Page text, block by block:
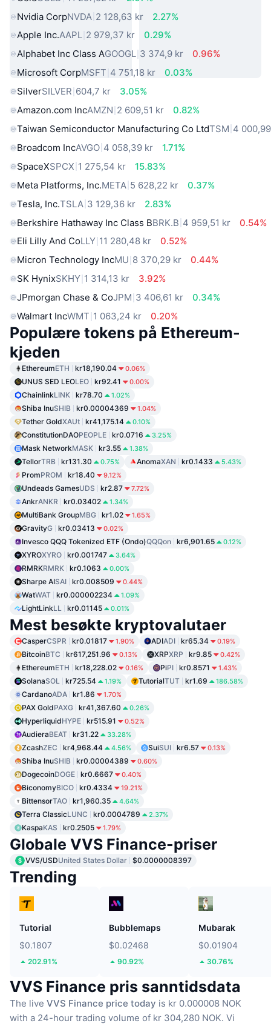
Nvidia CorpNVDA 2 128,63 kr
2.27%
Apple Inc.AAPL 2 979,37 kr
0.29%
Alphabet Inc Class AGOOGL 3 374,9 kr
0.96%
Microsoft CorpMSFT 4 751,18 kr
0.03%
SilverSILVER 604,7 kr
3.05%
Amazon.com IncAMZN 2 609,51 kr
0.82%
Taiwan Semiconductor Manufacturing Co LtdTSM 4
Broadcom IncAVGO 4 058,39 kr
1.71%
SpaceXSPCX 1 275,54 kr
15.83%
Meta Platforms, Inc.META 5 628,22 kr
0.37%
Tesla, Inc.TSLA 3 129,36 kr
2.83%
Berkshire Hathaway Inc Class BBRK.B 4 959,51 kr
0.54%
Eli Lilly And CoLLY 11 280,48 kr
0.52%
Micron Technology IncMU 8 370,29 kr
0.44%
SK HynixSKHY 1 314,13 kr
3.92%
JPmorgan Chase & CoJPM 3 406,61 kr
0.34%
Walmart IncWMT 1 063,24 kr 0.20%
Populære tokens på Ethereum-
kjeden
EthereumETH kr18,190.04 0.06%
UNUS SED LEOLEO kr92.41 0.00%
ChainlinkLINK kr78.70 1.02%
Shiba InuSHIB kr0.00004369 1.04%
Tether GoldXAUt kr41,175.14 0.10%
ConstitutionDAOPEOPLE kr0.0716 3.25%
Mask NetworkMASK kr3.55 1.38%
TellorTRB kr131.30 0.75% AnomaXAN kr0.1433 5.43%
PromPROM kr18.40 9.12%
Undeads GamesUDS kr2.87 7.72%
AnkrANKR kr0.03402 1.34%
MultiBank GroupMBG kr1.02 1.65%
GravityG kr0.03413 0.02%
Invesco QQQ Tokenized ETF (Ondo)QQQon kr6,901.65 0.12%
XYROXYRO kr0.001747 3.64%
RMRKRMRK kr0.1063 0.00%
Sharpe AISAI kr0.008509 0.44%
WatWAT kr0.000002234 1.09%
LightLinkLL kr0.01145 0.01%
Mest besøkte kryptovalutaer
CasperCSPR kr0.01817 1.90% ADIADI kr65.34 0.19%
BitcoinBTC kr617,251.96 0.13% XRPXRP kr9.85 0.42%
EthereumETH kr18,228.02 0.16% PiPI kr0.8571 1.43%
SolanaSOL kr725.54 1.19% TutorialTUT kr1.69 186.58%
CardanoADA kr1.86 1.70%
PAX GoldPAXG kr41,367.60 0.26%
HyperliquidHYPE kr515.91 0.52%
AudieraBEAT kr31.22 33.28%
ZcashZEC kr4,968.44 4.56% SuiSUI kr6.57 0.13%
Shiba InuSHIB kr0.00004389 0.60%
DogecoinDOGE kr0.6667 0.40%
BiconomyBICO kr0.4334 19.21%
BittensorTAO kr1,960.35 4.64%
Terra ClassicLUNC kr0.0004789 2.37%
KaspaKAS kr0.2505 1.79%
Globale VVS Finance-priser
VVS/USDUnited States Dollar $0.0000008397
Trending
Tutorial
$0.1807
202.91%
Bubblemaps
$0.02468
90.92%
Mubarak
$0.01904
30.76%
VVS Finance pris sanntidsdata
The live VVS Finance price today is kr 0.000008 NOK
with a 24-hour trading volume of kr 304,280 NOK. Vi